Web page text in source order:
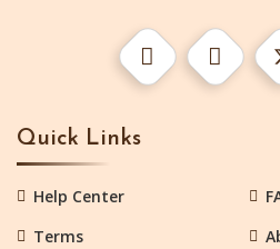
Quick Links
Help Center
Terms